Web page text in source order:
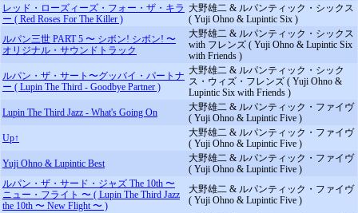
レッド・ローズィーズ・フォー・ザ・キラ
ー ( Red Roses For The Killer )
大野雄二 & ルパンティック・シックス
( Yuji Ohno & Lupintic Six )
ルパン三世 PART 5 〜 シボン! シボン! 〜
オリジナル・サウンドトラック
大野雄二 & ルパンティック・シックス
with フレンズ ( Yuji Ohno & Lupintic Six
with Friends )
ルパン・ザ・サート〜グッバイ・パートナ
ー ( Lupin The Third - Goodbye Partner )
大野雄二 & ルパンティック・シック
ス・ウィズ・フレンズ ( Yuji Ohno &
Lupintic Six with Friends )
Lupin The Third Jazz - What's Going On
大野雄二 & ルパンティック・ファイヴ
( Yuji Ohno & Lupintic Five )
Up↑
大野雄二 & ルパンティック・ファイヴ
( Yuji Ohno & Lupintic Five )
Yuji Ohno & Lupintic Best
大野雄二 & ルパンティック・ファイヴ
( Yuji Ohno & Lupintic Five )
ルパン・ザ・サード・ジャズ The 10th 〜
ニュー・フライト 〜 ( Lupin The Third Jazz
the 10th 〜 New Flight 〜 )
大野雄二 & ルパンティック・ファイヴ
( Yuji Ohno & Lupintic Five )